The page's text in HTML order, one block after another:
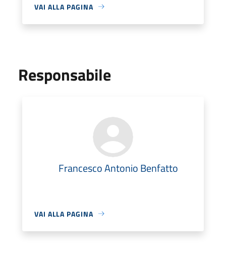
VAI ALLA PAGINA
Responsabile
Francesco Antonio Benfatto
VAI ALLA PAGINA